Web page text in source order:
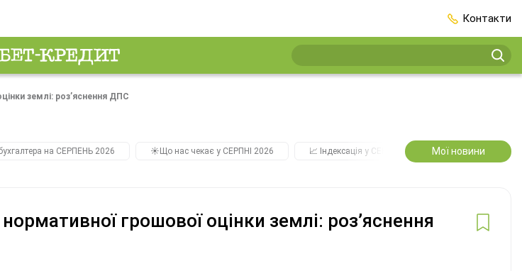
Контакти
землі: роз’яснення ДПС
на СЕРПЕНЬ 2026 ☀️Що нас чекає у СЕРПНІ 2026 📈 Індексація у СЕРПНІ 2️⃣0️⃣2️⃣7️⃣ Усі
Мої новини
нормативної грошової оцінки землі: роз’яснення